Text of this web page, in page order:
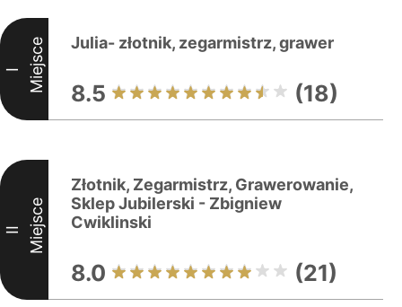
I Miejsce Julia- złotnik, zegarmistrz, grawer
8.5 (18)
II Miejsce
Złotnik, Zegarmistrz, Grawerowanie,
Sklep Jubilerski - Zbigniew
Cwiklinski
8.0 (21)